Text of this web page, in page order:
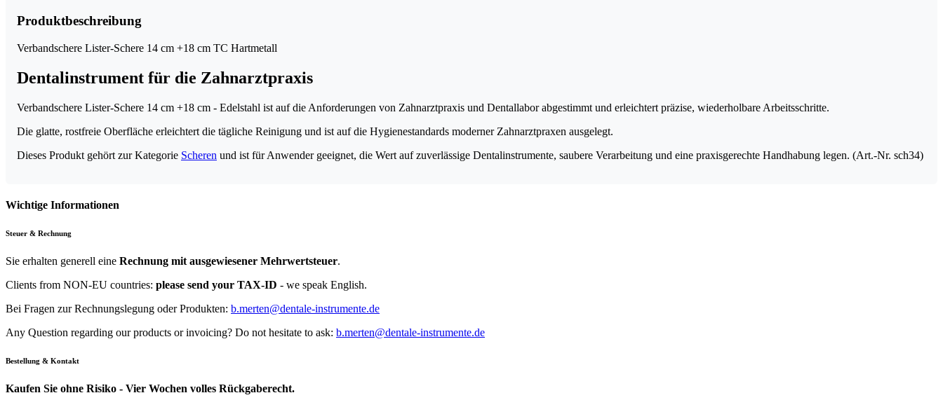
cm
-
Menge
Produktbeschreibung
Verbandschere Lister-Schere 14 cm +18 cm TC Hartmetall
Dentalinstrument für die Zahnarztpraxis
Verbandschere Lister-Schere 14 cm +18 cm - Edelstahl ist auf die Anforderungen von Zahnarztpraxis und Dentallabor abgestimmt und erleichtert präzise, wiederholbare Arbeitsschritte.
Die glatte, rostfreie Oberfläche erleichtert die tägliche Reinigung und ist auf die Hygienestandards moderner Zahnarztpraxen ausgelegt.
Dieses Produkt gehört zur Kategorie Scheren und ist für Anwender geeignet, die Wert auf zuverlässige Dentalinstrumente, saubere Verarbeitung und eine praxisgerechte Handhabung legen. (Art.-Nr. sch34)
Wichtige Informationen
Steuer & Rechnung
Sie erhalten generell eine Rechnung mit ausgewiesener Mehrwertsteuer.
Clients from NON-EU countries: please send your TAX-ID - we speak English.
Bei Fragen zur Rechnungslegung oder Produkten: b.merten@dentale-instrumente.de
Any Question regarding our products or invoicing? Do not hesitate to ask: b.merten@dentale-instrumente.de
Bestellung & Kontakt
Kaufen Sie ohne Risiko - Vier Wochen volles Rückgaberecht.